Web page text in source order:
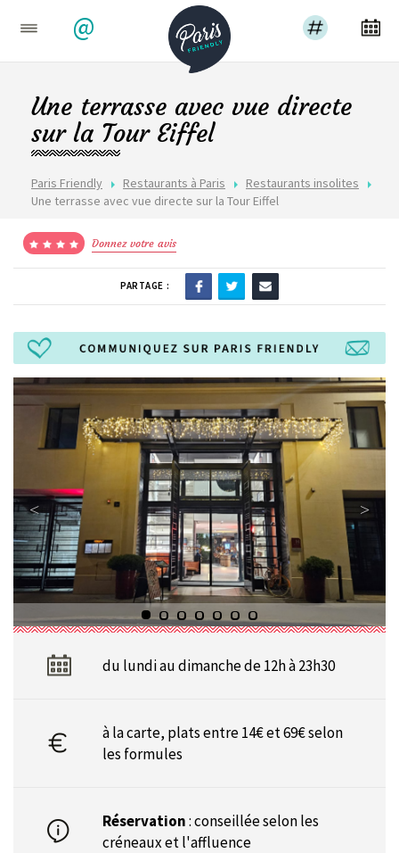
@
Paris Friendly Restaurants à Paris
Restaurants insolites
Une terrasse avec vue directe sur la Tour Eiffel
Une terrasse avec vue directe
sur la Tour Eiffel
Donnez votre avis
PARTAGE :
du lundi au dimanche de 12h à 23h30
à la carte, plats entre 14€ et 69€ selon
les formules
Réservation: conseillée selon les
créneaux et l'affluence